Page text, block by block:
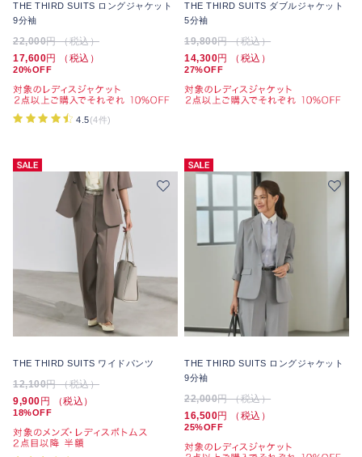
THE THIRD SUITS ロングジャケット
9分袖
22,000円 （税込）
17,600円 （税込）
20%OFF
4.5(4件)
THE THIRD SUITS ダブルジャケット
5分袖
19,800円 （税込）
14,300円 （税込）
27%OFF
THE THIRD SUITS ワイドパンツ
12,100円 （税込）
9,900 円 （税込）
18%OFF
THE THIRD SUITS ロングジャケット
9分袖
22,000円 （税込）
16,500円 （税込）
25%OFF